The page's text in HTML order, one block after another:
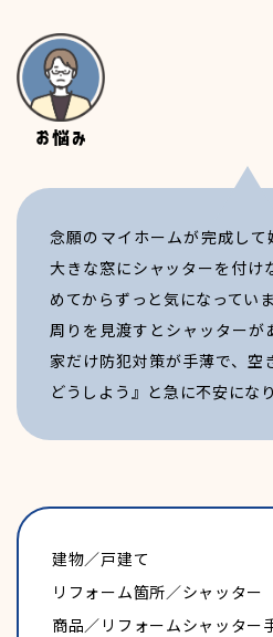
事務職
技術職
福利厚生
念願のマイホームが完成し
大きな窓にシャッターを付け
めてからずっと気になっていま
周りを見渡すとシャッターが
家だけ防犯対策が手薄で、空
どうしよう』と急に不安にな
建物／戸建て
リフォーム箇所／シャッター
商品／リフォームシャッター